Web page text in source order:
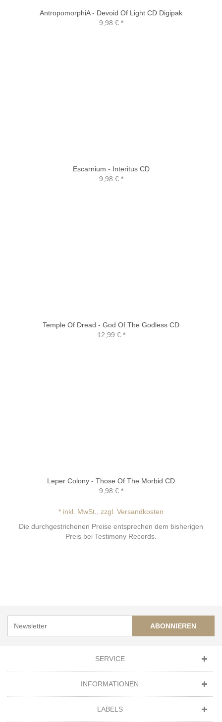
AntropomorphiA - Devoid Of Light CD Digipak
9,98 €*
Escarnium - Interitus CD
9,98 €*
Temple Of Dread - God Of The Godless CD
12,99 €*
Leper Colony - Those Of The Morbid CD
9,98 €*
* inkl. MwSt., zzgl. Versandkosten
Die durchgestrichenen Preise entsprechen dem bisherigen
Preis bei Testimony Records.
ABONNIEREN
SERVICE
INFORMATIONEN
LABELS